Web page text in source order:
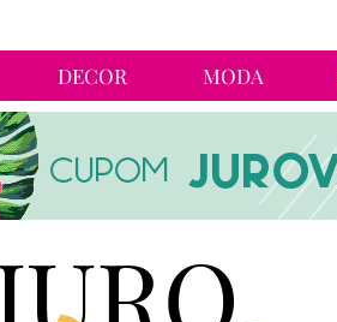
DECOR MODA